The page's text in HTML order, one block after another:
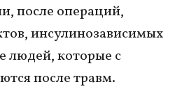
после операций,
инсулинозависимых
людей, которые с
после травм.